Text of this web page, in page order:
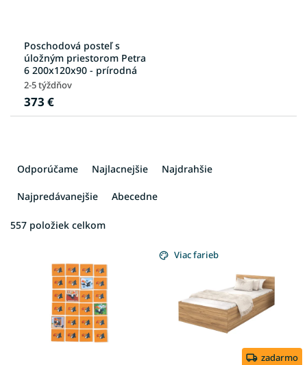
Poschodová posteľ s
úložným priestorom Petra
6 200x120x90 - prírodná
2-5 týždňov
373 €
a
i
Odporúčame Najlacnejšie Najdrahšie
Najpredávanejšie Abecedne
557 položiek celkom
Viac farieb
zadarmo